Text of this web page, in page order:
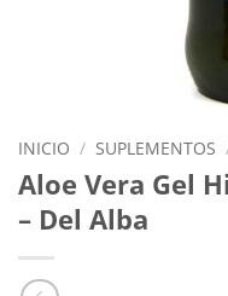
INICIO / SUPLEMENTOS
Aloe Vera Gel
– Del Alba